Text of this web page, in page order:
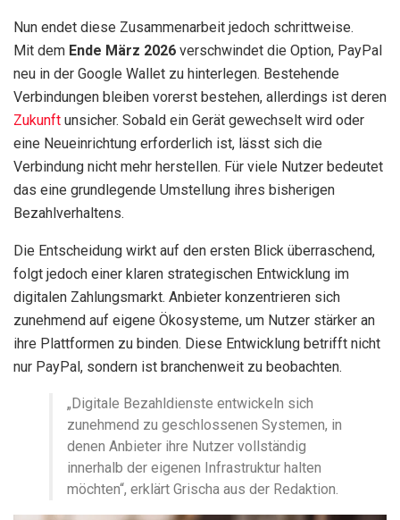
Nun endet diese Zusammenarbeit jedoch schrittweise.
Mit dem Ende März 2026 verschwindet die Option, PayPal
neu in der Google Wallet zu hinterlegen. Bestehende
Verbindungen bleiben vorerst bestehen, allerdings ist deren
Zukunft unsicher. Sobald ein Gerät gewechselt wird oder
eine Neueinrichtung erforderlich ist, lässt sich die
Verbindung nicht mehr herstellen. Für viele Nutzer bedeutet
das eine grundlegende Umstellung ihres bisherigen
Bezahlverhaltens.
Die Entscheidung wirkt auf den ersten Blick überraschend,
folgt jedoch einer klaren strategischen Entwicklung im
digitalen Zahlungsmarkt. Anbieter konzentrieren sich
zunehmend auf eigene Ökosysteme, um Nutzer stärker an
ihre Plattformen zu binden. Diese Entwicklung betrifft nicht
nur PayPal, sondern ist branchenweit zu beobachten.
„Digitale Bezahldienste entwickeln sich
zunehmend zu geschlossenen Systemen, in
denen Anbieter ihre Nutzer vollständig
innerhalb der eigenen Infrastruktur halten
möchten“, erklärt Grischa aus der Redaktion.